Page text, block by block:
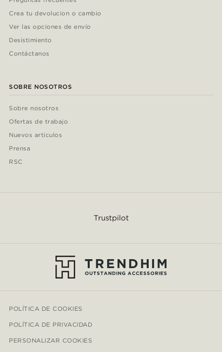
Crea tu devolucion o cambio
Ver las opciones de envío
Desistimiento
Contáctanos
SOBRE NOSOTROS
Sobre nosotros
Ofertas de trabajo
Nuevos artículos
Prensa
RSC
Trustpilot
POLÍTICA DE COOKIES
POLÍTICA DE PRIVACIDAD
PERSONALIZAR COOKIES